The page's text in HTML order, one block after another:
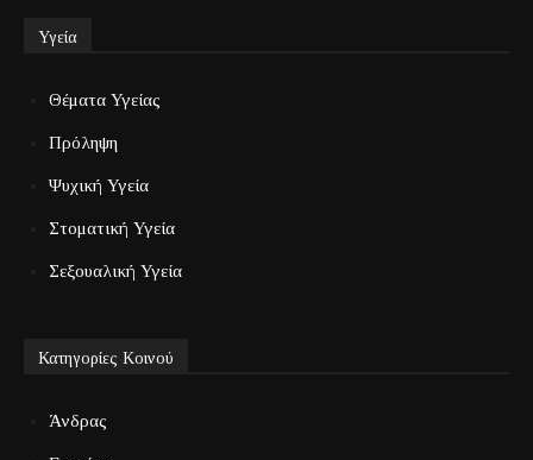
Υγεία
Θέματα Υγείας
Πρόληψη
Ψυχική Υγεία
Στοματική Υγεία
Σεξουαλική Υγεία
Κατηγορίες Κοινού
Άνδρας